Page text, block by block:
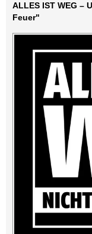
ALLES IST WEG –
Feuer"